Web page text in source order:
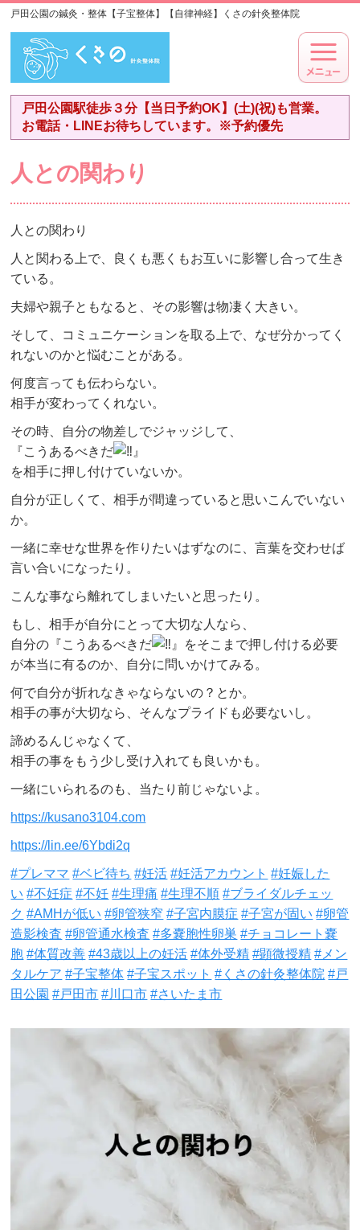
戸田公園の鍼灸・整体【子宝整体】【自律神経】くさの針灸整体院
戸田公園駅徒歩３分【当日予約OK】(土)(祝)も営業。
お電話・LINEお待ちしています。※予約優先
人との関わり
人との関わり
人と関わる上で、良くも悪くもお互いに影響し合って生き
ている。
夫婦や親子ともなると、その影響は物凄く大きい。
そして、コミュニケーションを取る上で、なぜ分かってく
れないのかと悩むことがある。
何度言っても伝わらない。
相手が変わってくれない。
その時、自分の物差しでジャッジして、
『こうあるべきだ
』
を相手に押し付けていないか。
自分が正しくて、相手が間違っていると思いこんでいない
か。
一緒に幸せな世界を作りたいはずなのに、言葉を交わせば
言い合いになったり。
こんな事なら離れてしまいたいと思ったり。
もし、相手が自分にとって大切な人なら、
自分の『こうあるべきだ
』をそこまで押し付ける必要
が本当に有るのか、自分に問いかけてみる。
何で自分が折れなきゃならないの？とか。
相手の事が大切なら、そんなプライドも必要ないし。
諦めるんじゃなくて、
相手の事をもう少し受け入れても良いかも。
一緒にいられるのも、当たり前じゃないよ。
https://kusano3104.com
https://lin.ee/6Ybdi2q
#プレママ #ベビ待ち #妊活 #妊活アカウント #妊娠した
い #不妊症 #不妊 #生理痛 #生理不順 #ブライダルチェッ
ク #AMHが低い #卵管狭窄 #子宮内膜症 #子宮が固い #卵管
造影検査 #卵管通水検査 #多嚢胞性卵巣 #チョコレート嚢
胞 #体質改善 #43歳以上の妊活 #体外受精 #顕微授精 #メン
タルケア #子宝整体 #子宝スポット #くさの針灸整体院 #戸
田公園 #戸田市 #川口市 #さいたま市